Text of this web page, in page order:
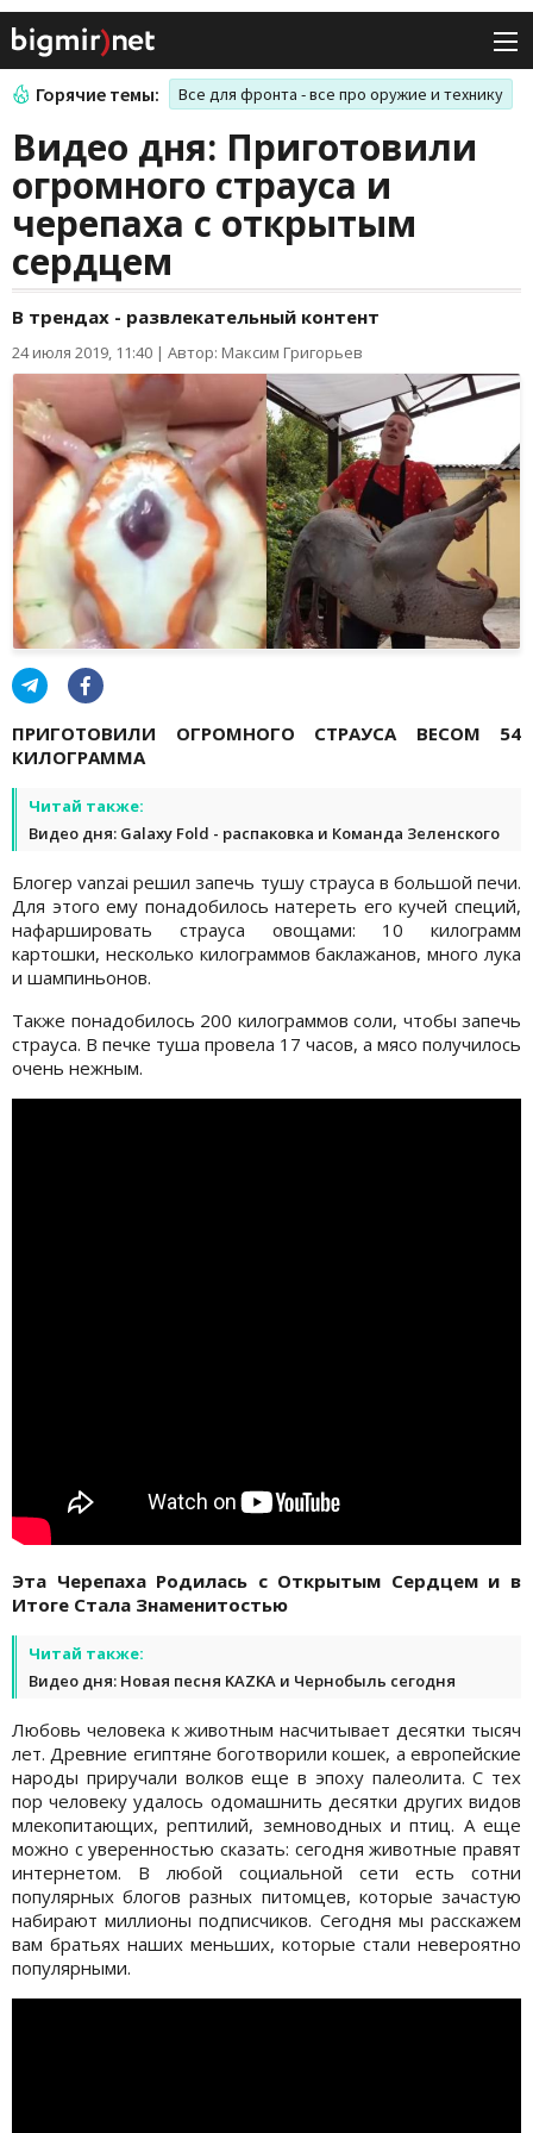
Горячие темы: Все для фронта - все про оружие и технику
Видео дня: Приготовили
огромного страуса и
черепаха с открытым
сердцем
В трендах - развлекательный контент
24 июля 2019, 11:40 | Автор: Максим Григорьев
ПРИГОТОВИЛИ ОГРОМНОГО СТРАУСА ВЕСОМ 54
КИЛОГРАММА
Читай также:
Видео дня: Galaxy Fold - распаковка и Команда Зеленского
Блогер vanzai решил запечь тушу страуса в большой печи.
Для этого ему понадобилось натереть его кучей специй,
нафаршировать страуса овощами: 10 килограмм
картошки, несколько килограммов баклажанов, много лука
и шампиньонов.
Также понадобилось 200 килограммов соли, чтобы запечь
страуса. В печке туша провела 17 часов, а мясо получилось
очень нежным.
Эта Черепаха Родилась с Открытым Сердцем и в
Итоге Стала Знаменитостью
Читай также:
Видео дня: Новая песня KAZKA и Чернобыль сегодня
Любовь человека к животным насчитывает десятки тысяч
лет. Древние египтяне боготворили кошек, а европейские
народы приручали волков еще в эпоху палеолита. С тех
пор человеку удалось одомашнить десятки других видов
млекопитающих, рептилий, земноводных и птиц. А еще
можно с уверенностью сказать: сегодня животные правят
интернетом. В любой социальной сети есть сотни
популярных блогов разных питомцев, которые зачастую
набирают миллионы подписчиков. Сегодня мы расскажем
вам братьях наших меньших, которые стали невероятно
популярными.